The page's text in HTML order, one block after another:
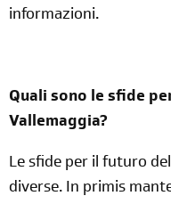
informazioni.
Quali sono le sfide
Vallemaggia?
Le sfide per il futuro
diverse. In primis